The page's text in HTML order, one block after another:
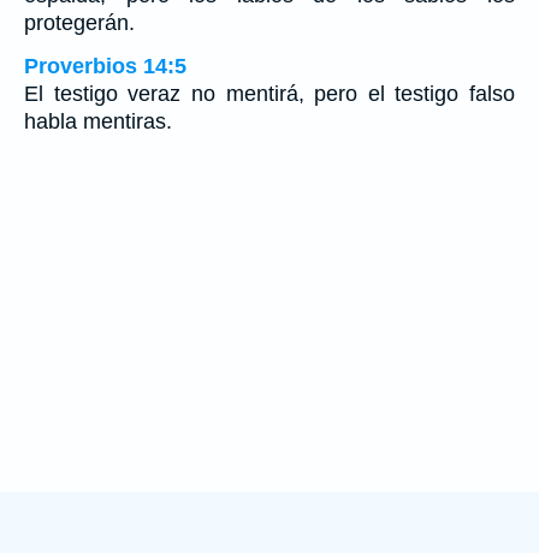
protegerán.
Proverbios 14:5
El testigo veraz no mentirá, pero el testigo falso
habla mentiras.